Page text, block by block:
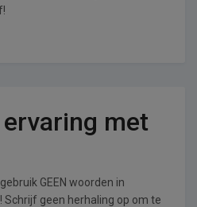
met
GEEN woorden in
geen herhaling op om te